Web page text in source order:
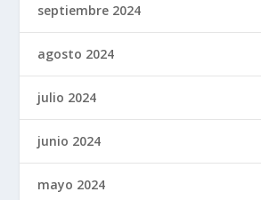
septiembre 2024
agosto 2024
julio 2024
junio 2024
mayo 2024